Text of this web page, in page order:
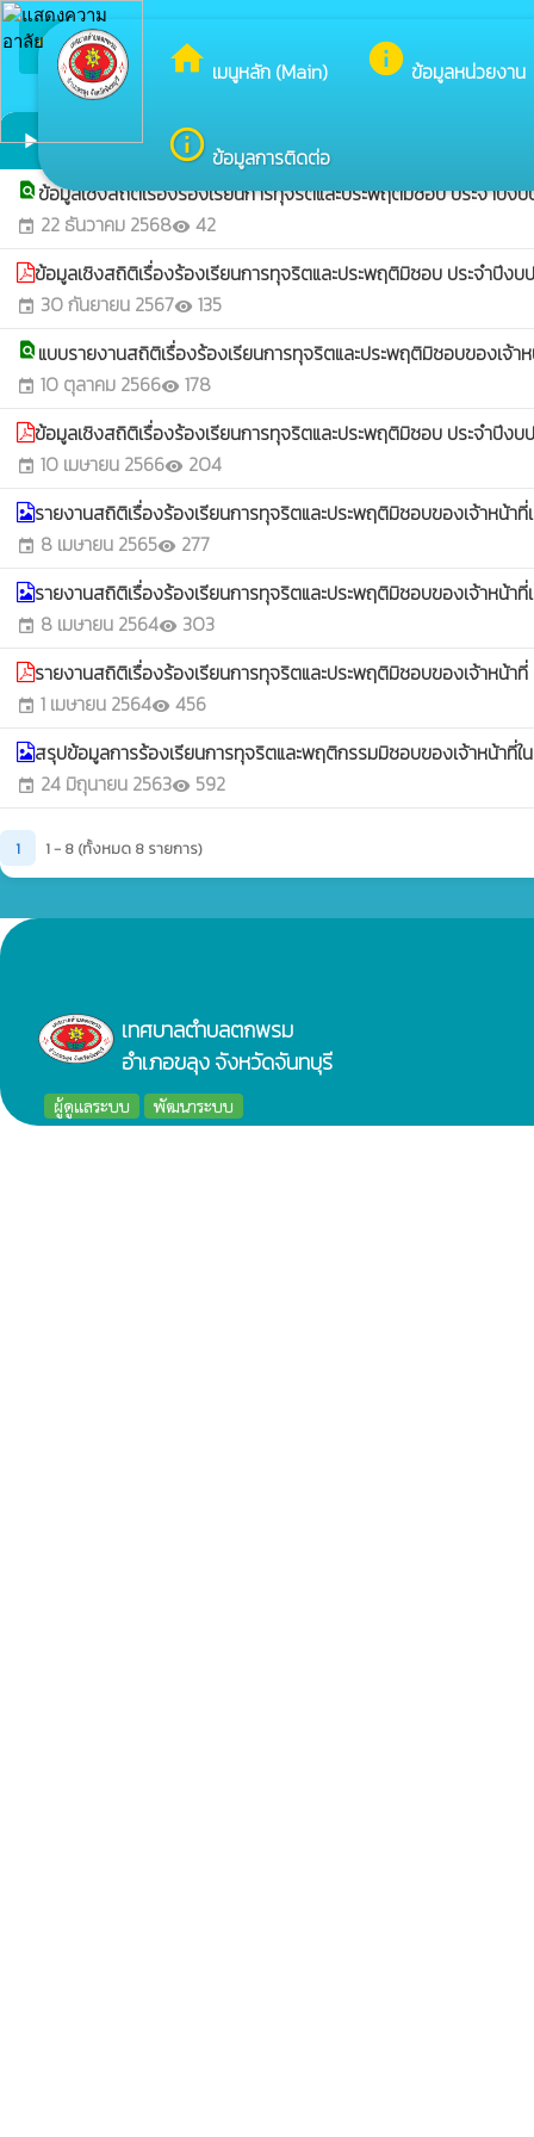
home เมนูหลัก (Main) info ข้อมูลหน่วยงาน
info_outline ข้อมูลการติดต่อ
arrow_back_iosกลับเมนูหลัก
play_arrowข้อมูลสถิติเรื่องร้องเรียนการทุจริตและประพฤติมิชอบ
find_in_page ข้อมูลเชิงสถิติเรื่องร้องเรียนการทุจริตและประพฤติมิชอบ ประจำปี
event 22 ธันวาคม 2568visibility 42
ข้อมูลเชิงสถิติเรื่องร้องเรียนการทุจริตและประพฤติมิชอบ ประจำปีง
event 30 กันยายน 2567visibility 135
find_in_page แบบรายงานสถิติเรื่องร้องเรียนการทุจริตและประพฤติมิชอบของเจ้
event 10 ตุลาคม 2566visibility 178
ข้อมูลเชิงสถิติเรื่องร้องเรียนการทุจริตและประพฤติมิชอบ ประจำปีง
event 10 เมษายน 2566visibility 204
รายงานสถิติเรื่องร้องเรียนการทุจริตและประพฤติมิชอบของเจ้าหน้
event 8 เมษายน 2565visibility 277
รายงานสถิติเรื่องร้องเรียนการทุจริตและประพฤติมิชอบของเจ้าหน้
event 8 เมษายน 2564visibility 303
รายงานสถิติเรื่องร้องเรียนการทุจริตและประพฤติมิชอบของเจ้าหน้า
event 1 เมษายน 2564visibility 456
สรุปข้อมูลการร้องเรียนการทุจริตและพฤติกรรมมิชอบของเจ้าหน้าที่
event 24 มิถุนายน 2563visibility 592
1 1 - 8 (ทั้งหมด 8 รายการ)
เทศบาลตำบลตกพรม
อำเภอขลุง จังหวัดจันทบุรี
ผู้ดูแลระบบ พัฒนาระบบ